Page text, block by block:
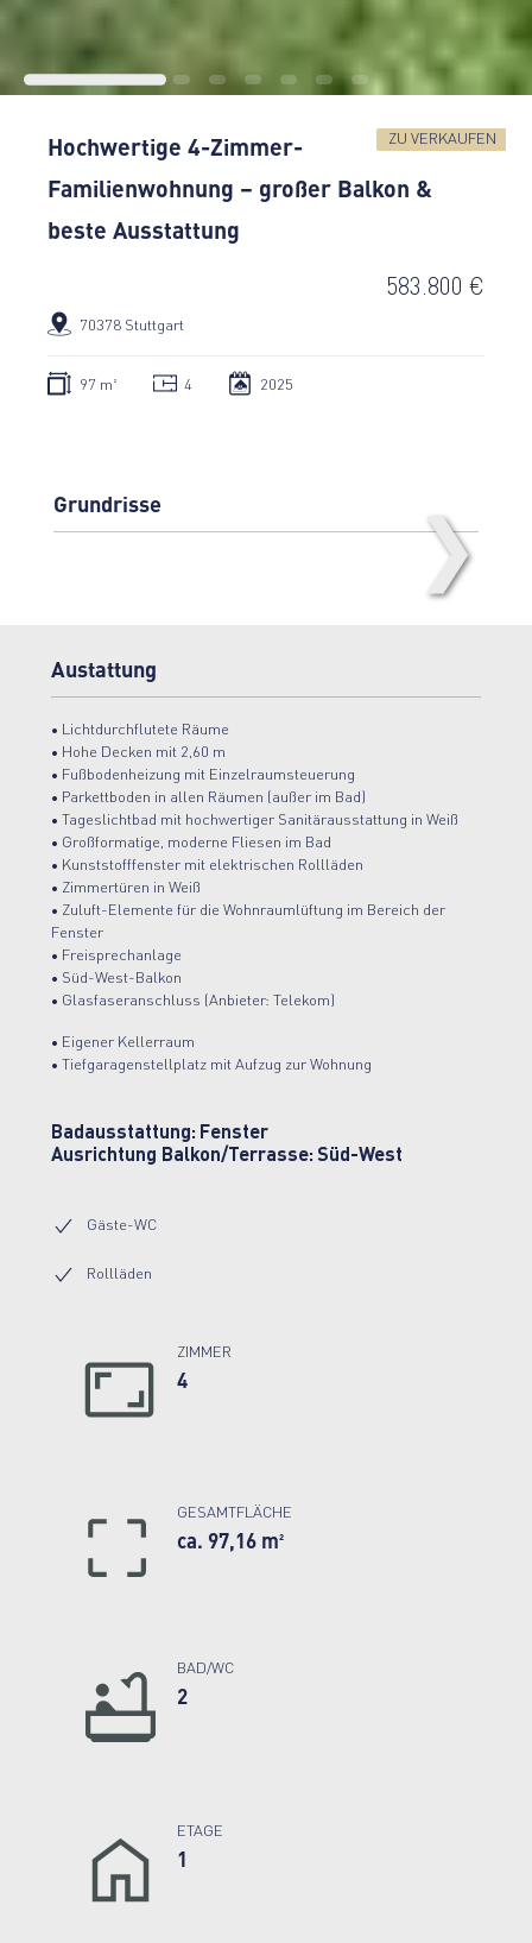
ZU VERKAUFEN
Hochwertige 4-Zimmer-
Familienwohnung – großer Balkon &
beste Ausstattung
70378 Stuttgart
583.800 €
97 m² 4 2025
Grundrisse
Grundriss-WE-6.C.3 ❯
Austattung
• Lichtdurchflutete Räume
• Hohe Decken mit 2,60 m
• Fußbodenheizung mit Einzelraumsteuerung
• Parkettboden in allen Räumen (außer im Bad)
• Tageslichtbad mit hochwertiger Sanitärausstattung in Weiß
• Großformatige, moderne Fliesen im Bad
• Kunststofffenster mit elektrischen Rollläden
• Zimmertüren in Weiß
• Zuluft-Elemente für die Wohnraumlüftung im Bereich der
Fenster
• Freisprechanlage
• Süd-West-Balkon
• Glasfaseranschluss (Anbieter: Telekom)
• Eigener Kellerraum
• Tiefgaragenstellplatz mit Aufzug zur Wohnung
Badausstattung: Fenster
Ausrichtung Balkon/Terrasse: Süd-West
Gäste-WC
Rollläden
ZIMMER
4
GESAMTFLÄCHE
ca. 97,16 m²
BAD/WC
2
ETAGE
1